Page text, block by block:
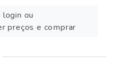
login ou
preços e comprar